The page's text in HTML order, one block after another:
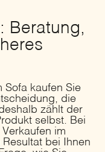
Beratung,
Sofa kaufen Sie
die
zählt der
selbst. Bei
im
bei Ihnen